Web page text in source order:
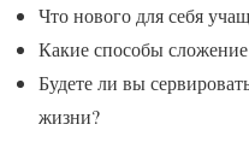
Что нового для себя
Какие способы
Будете ли вы
жизни?